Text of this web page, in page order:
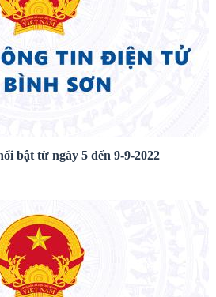
bật từ ngày 5 đến 9-9-2022